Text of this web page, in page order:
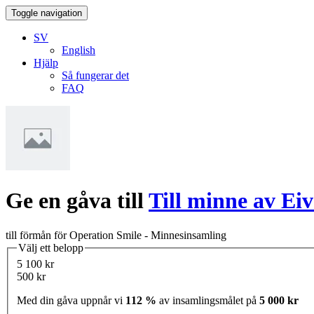
Toggle navigation
SV
English
Hjälp
Så fungerar det
FAQ
Ge en gåva tillTill minne av
till förmån för Operation Smile - Minnesinsamling
Välj ett belopp
5 100 kr
500 kr
Med din gåva uppnår vi 112 % av insamlingsmålet på 5 000 kr